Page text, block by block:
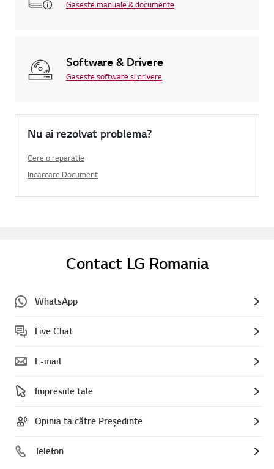
Gaseste manuale & documente
Software & Drivere
Gaseste software si drivere
Nu ai rezolvat problema?
Cere o reparatie
Incarcare Document
Contact LG Romania
WhatsApp
Live Chat
E-mail
Impresiile tale
Opinia ta către Președinte
Telefon